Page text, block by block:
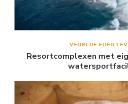
VERBLIJF
Resortcomplexen met